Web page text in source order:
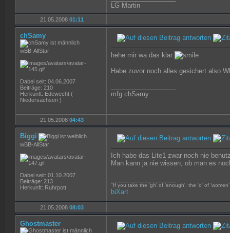
LG Martin
21.05.2008 01:11
chSamy
wBB-AllStar
Dabei seit: 04.06.2007
Beiträge: 210
Herkunft: Edewecht (
Niedersachsen )
hehe mir wa das klar
Habe zuvor noch alles gesichert also
mfg chSamy
21.05.2008 04:43
Biggi
wBB-AllStar
Dabei seit: 01.10.2007
Beiträge: 213
Herkunft: Ruhrpott
Ich habe das Lite1 zwar noch nie
Man kann ja nie wissen, ob man es
"If you take the 'gh' of 'enough', the 'o' of
biXart
21.05.2008 08:03
Ghostmaster